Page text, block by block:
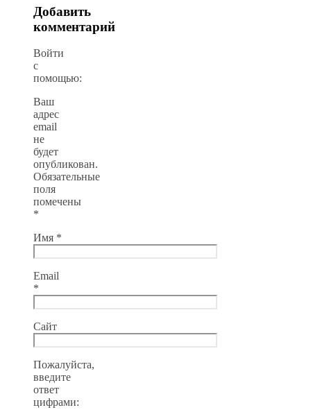
Добавить
комментарий
Войти
с
помощью:
Ваш
адрес
email
не
будет
опубликован.
Обязательные
поля
помечены
*
Имя *
Email
*
Сайт
Пожалуйста,
введите
ответ
цифрами: